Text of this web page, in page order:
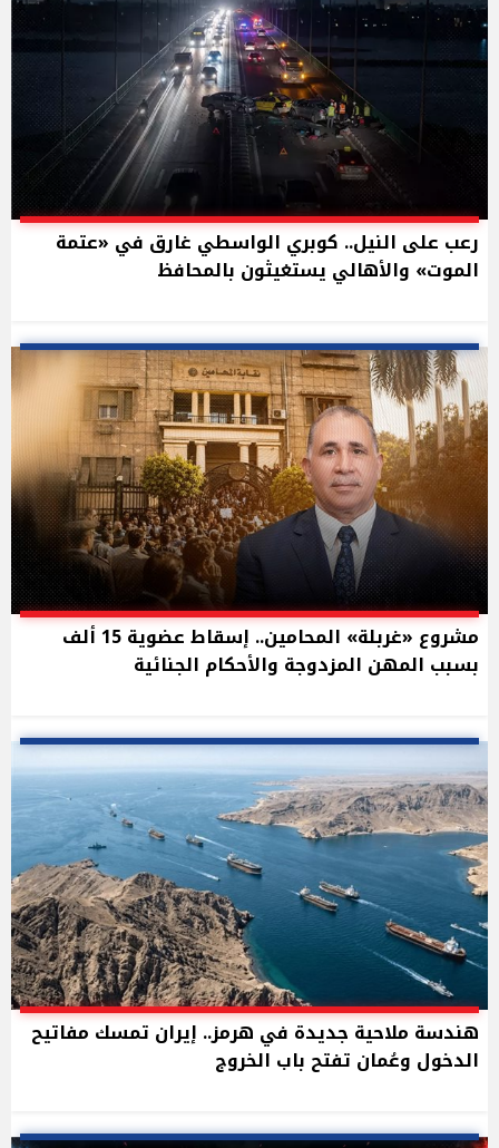
رعب على النيل.. كوبري الواسطي غارق في «عتمة
الموت» والأهالي يستغيثون بالمحافظ
مشروع «غربلة» المحامين.. إسقاط عضوية 15 ألف
بسبب المهن المزدوجة والأحكام الجنائية
هندسة ملاحية جديدة في هرمز.. إيران تمسك مفاتيح
الدخول وعُمان تفتح باب الخروج